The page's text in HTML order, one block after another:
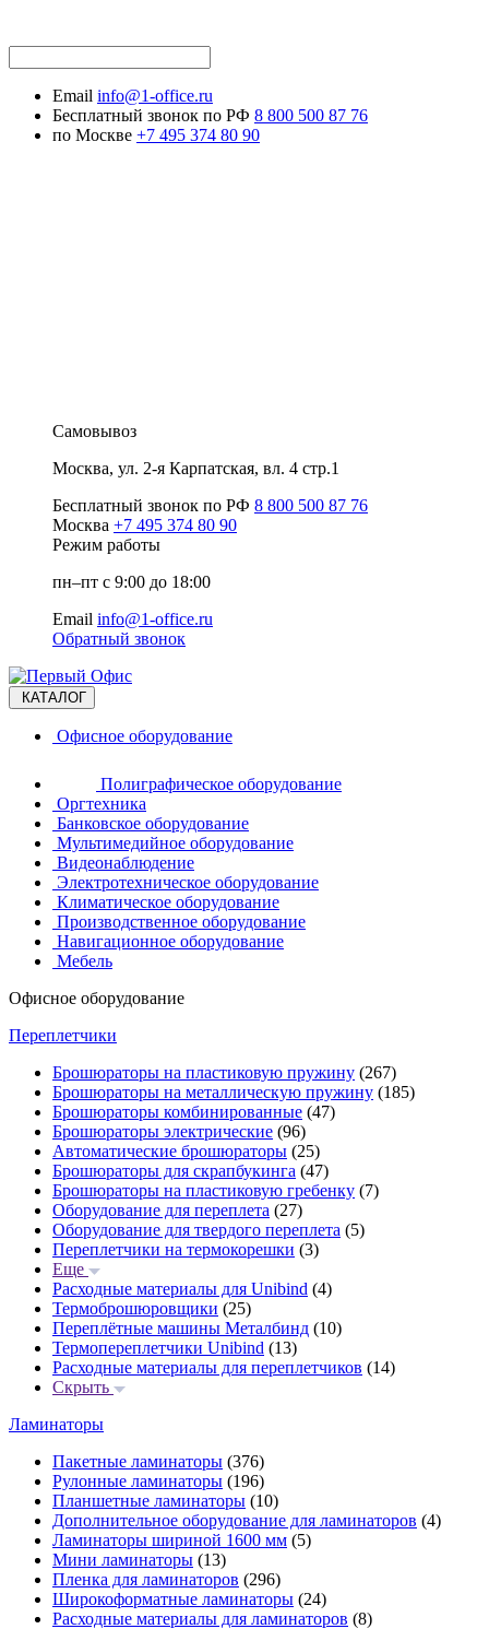
Email info@1-office.ru
Бесплатный звонок по РФ 8 800 500 87 76
по Москве +7 495 374 80 90
Самовывоз
Москва, ул. 2-я Карпатская, вл. 4 стр.1
Бесплатный звонок по РФ 8 800 500 87 76
Москва +7 495 374 80 90
Режим работы
пн–пт с 9:00 до 18:00
Email info@1-office.ru
Обратный звонок
КАТАЛОГ
Офисное оборудование
Полиграфическое оборудование
Оргтехника
Банковское оборудование
Мультимедийное оборудование
Видеонаблюдение
Электротехническое оборудование
Климатическое оборудование
Производственное оборудование
Навигационное оборудование
Мебель
Офисное оборудование
Переплетчики
Брошюраторы на пластиковую пружину (267)
Брошюраторы на металлическую пружину (185)
Брошюраторы комбинированные (47)
Брошюраторы электрические (96)
Автоматические брошюраторы (25)
Брошюраторы для скрапбукинга (47)
Брошюраторы на пластиковую гребенку (7)
Оборудование для переплета (27)
Оборудование для твердого переплета (5)
Переплетчики на термокорешки (3)
Еще
Расходные материалы для Unibind (4)
Термоброшюровщики (25)
Переплётные машины Металбинд (10)
Термопереплетчики Unibind (13)
Расходные материалы для переплетчиков (14)
Скрыть
Ламинаторы
Пакетные ламинаторы (376)
Рулонные ламинаторы (196)
Планшетные ламинаторы (10)
Дополнительное оборудование для ламинаторов (4)
Ламинаторы шириной 1600 мм (5)
Мини ламинаторы (13)
Пленка для ламинаторов (296)
Широкоформатные ламинаторы (24)
Расходные материалы для ламинаторов (8)